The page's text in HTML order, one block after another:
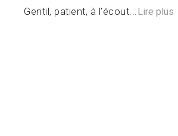
Gentil, patient, à l’écout...Lire plus